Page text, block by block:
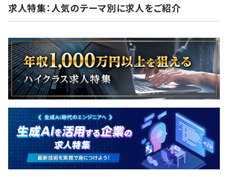
求人特集：人気のテーマ別に求人をご紹介